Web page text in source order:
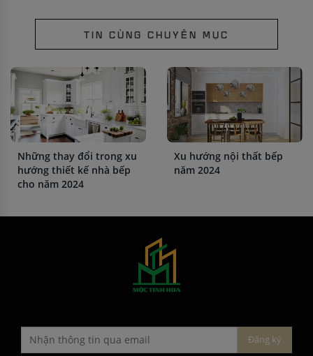
TIN CÙNG CHUYÊN MỤC
Những thay đổi trong xu
hướng thiết kế nhà bếp
cho năm 2024
Xu hướng nội thất bếp
năm 2024